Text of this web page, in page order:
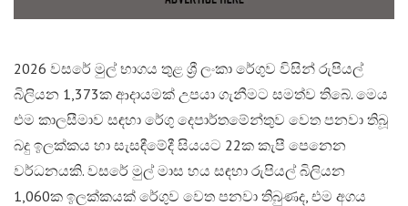
2026 වසරේ මුල් භාගය තුළ ශ්‍රී ලංකා රේගුව විසින් රුපියල්
බිලියන 1,373ක ආදායමක් උපයා ගැනීමට සමත්ව තිබේ. මෙය
එම කාලසීමාව සඳහා රේගු දෙපාර්තමේන්තුව වෙත පනවා තිබූ
බදු ඉලක්කය හා සැසඳීමේදී සියයට 22ක කැපී පෙනෙන
වර්ධනයකි. වසරේ මුල් මාස හය සඳහා රුපියල් බිලියන
1,060ක ඉලක්කයක් රේගුව වෙත පනවා තිබුණද, එම අගය